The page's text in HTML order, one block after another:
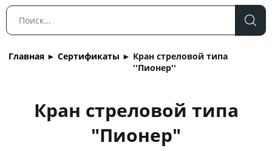
Главная ► Сертификаты ► Кран стреловой типа
''Пионер''
Кран стреловой типа
"Пионер"